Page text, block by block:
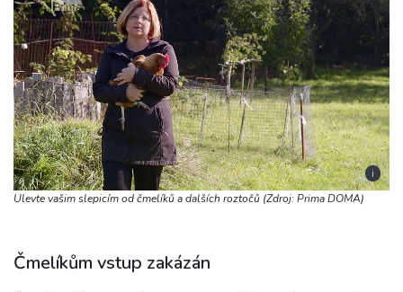
i
Ulevte vašim slepicím od čmelíků a dalších roztočů (Zdroj: Prima DOMA)
Čmelíkům vstup zakázán